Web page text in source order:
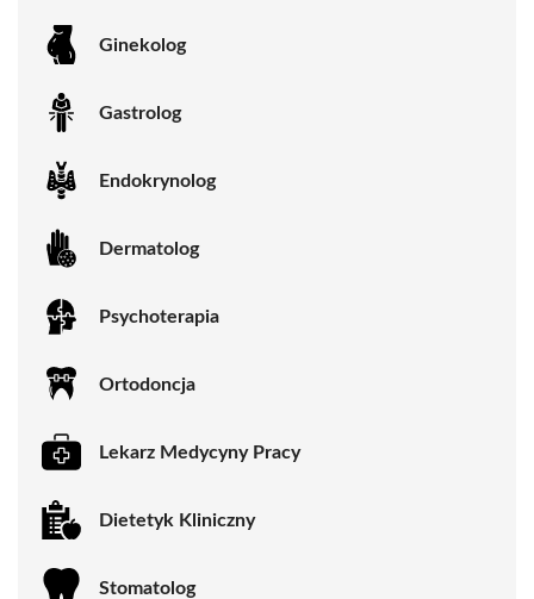
Ginekolog
Gastrolog
Endokrynolog
Dermatolog
Psychoterapia
Ortodoncja
Lekarz Medycyny Pracy
Dietetyk Kliniczny
Stomatolog